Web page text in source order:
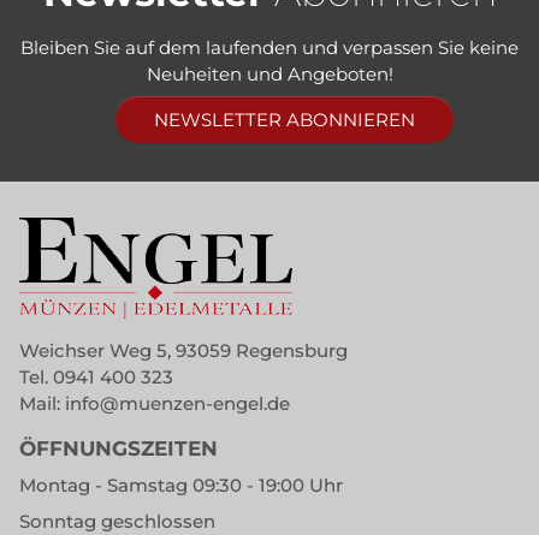
Bleiben Sie auf dem laufenden und verpassen Sie keine
Neuheiten und Angeboten!
NEWSLETTER ABONNIEREN
Weichser Weg 5, 93059 Regensburg
Tel. 0941 400 323
Mail: info@muenzen-engel.de
ÖFFNUNGSZEITEN
Montag - Samstag 09:30 - 19:00 Uhr
Sonntag geschlossen